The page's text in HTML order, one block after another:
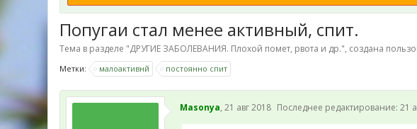
Попугаи стал менее активный, спит.
Тема в разделе "ДРУГИЕ ЗАБОЛЕВАНИЯ. Плохой помет, рвота и др.", создана
Метки: малоактивнй постоянно спит
Masonya, 21 авг 2018 Последнее редактирование:21